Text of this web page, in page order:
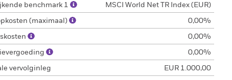
benchmark 1 MSCI World Net TR Index (EUR)
(maximaal) 0,00%
0,00%
0,00%
vervolginleg EUR 1.000,00